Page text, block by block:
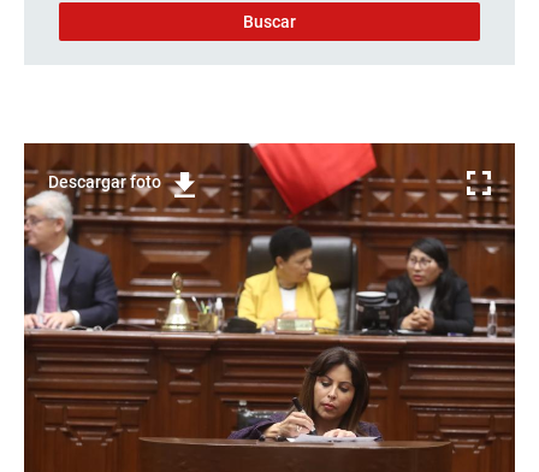
Descargar foto